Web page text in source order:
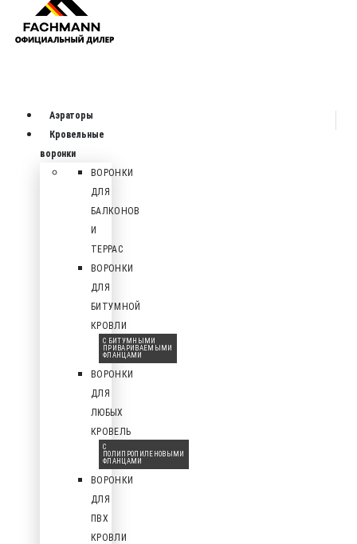
Аэраторы
Кровельные
воронки
ВОРОНКИ
ДЛЯ
БАЛКОНОВ
И
ТЕРРАС
ВОРОНКИ
ДЛЯ
БИТУМНОЙ
КРОВЛИ
С БИТУМНЫМИ
ПРИВАРИВАЕМЫМИ
ФЛАНЦАМИ
ВОРОНКИ
ДЛЯ
ЛЮБЫХ
КРОВЕЛЬ
С
ПОЛИПРОПИЛЕНОВЫМИ
ФЛАНЦАМИ
ВОРОНКИ
ДЛЯ
ПВХ
КРОВЛИ